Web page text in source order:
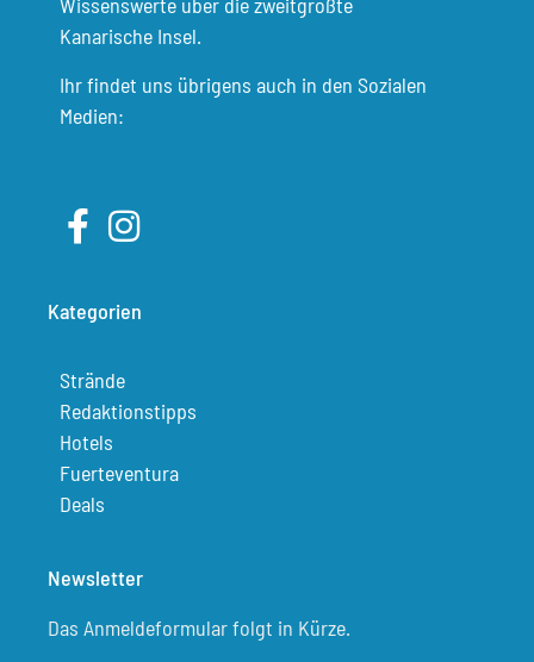
Kanarische Insel.
Ihr findet uns übrigens auch in den Sozialen
Medien:
Kategorien
Strände
Redaktionstipps
Hotels
Fuerteventura
Deals
Newsletter
Das Anmeldeformular folgt in Kürze.